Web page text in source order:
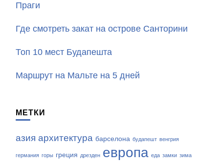
Праги
Где смотреть закат на острове Санторини
Топ 10 мест Будапешта
Маршрут на Мальте на 5 дней
МЕТКИ
азия архитектура барселона будапешт венгрия
германия горы греция дрезден европа еда замки зима